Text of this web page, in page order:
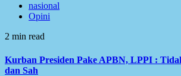
nasional
Opini
2 min read
Kurban Presiden Pake APBN, LPPI :
dan Sah